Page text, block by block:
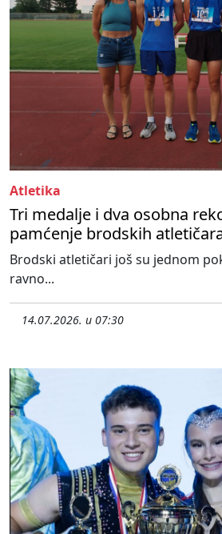
Atletika
Tri medalje i dva osobna
pamćenje brodskih
Brodski atletičari još su jednom
ravno...
14.07.2026. u 07:30